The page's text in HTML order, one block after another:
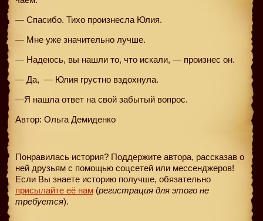
— Спасибо. Тихо произнесла Юлия.
— Мне уже значительно лучше.
— Надеюсь, вы нашли то, что искали, — произнес он.
— Да, — Юлия грустно вздохнула.
—Я нашла ответ на свой забытый вопрос.
Автор: Ольга Демиденко
Понравилась история? Поддержите автора, рассказав о
ней друзьям с помощью соцсетей или мессенджеров!
Если Вы знаете историю получше, обязательно
присылайте её нам (регистрация для этого не
требуется).